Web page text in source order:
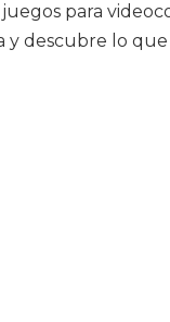
para
y descubre lo